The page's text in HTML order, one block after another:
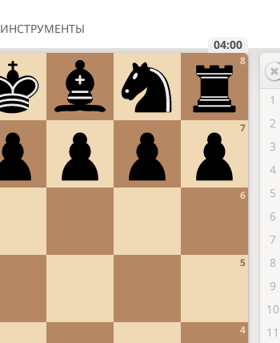
ИНСТРУМЕНТЫ
04:00
4
5
6
7
8
1
2
3
4
5
6
7
8
9
10
11